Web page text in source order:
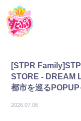
スケジュー
イベント
[STPR
STORE - DREAM
都市を巡るPOPUP
2026.07.06